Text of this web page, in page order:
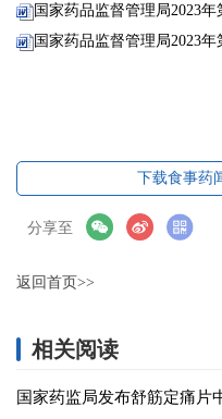
国家药品监督管理局2023
国家药品监督管理局2023
下载食事药
分享至
返回首页>>
相关阅读